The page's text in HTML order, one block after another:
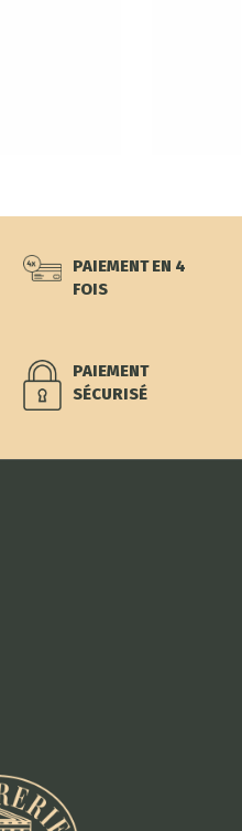
PAIEMENT EN 4
FOIS
PAIEMENT
SÉCURISÉ